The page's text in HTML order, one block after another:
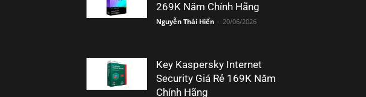
269K Năm Chính Hãng
Nguyễn Thái Hiển - 20/06/2026
Key Kaspersky Internet
Security Giá Rẻ 169K Năm
Chính Hãng